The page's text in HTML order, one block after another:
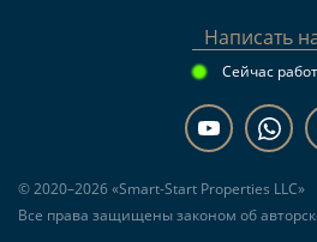
Написать
Сейчас
© 2020–2026 «Smart-Start Properties LLC»
Все права защищены законом об